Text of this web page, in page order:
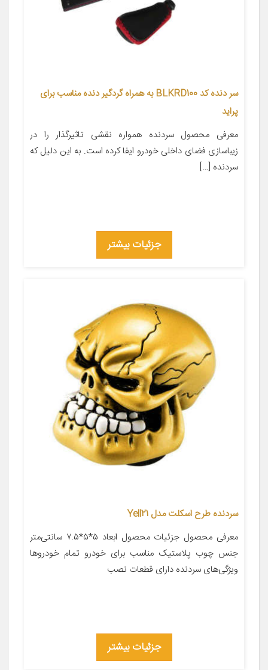
سر دنده کد BLKRD100 به همراه گردگیر دنده مناسب برای
پراید
معرفی محصول سردنده همواره نقشی تاثیرگذار را در
زیباسازی فضای داخلی خودرو ایفا کرده است. به این دلیل که
سردنده […]
جزئیات بیشتر
سردنده طرح اسکلت مدل Yell21
معرفی محصول جزئیات محصول ابعاد ۵*۵*۷.۵ سانتی‌متر
جنس چوب پلاستیک مناسب برای خودرو تمام خودروها
ویژگی‌های سردنده دارای قطعات نصب
جزئیات بیشتر